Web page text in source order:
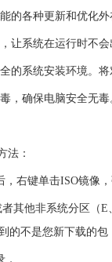
的各种更新和优化
让系统在运行时不
的系统安装环境。
，确保电脑安全无毒
法：
，右键单击ISO镜像
其他非系统分区（
的不是您新下载的包